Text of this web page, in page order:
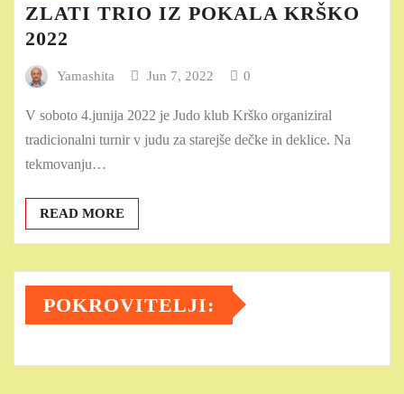
ZLATI TRIO IZ POKALA KRŠKO
2022
Yamashita Jun 7, 2022 0
V soboto 4.junija 2022 je Judo klub Krško organiziral
tradicionalni turnir v judu za starejše dečke in deklice. Na
tekmovanju…
READ MORE
POKROVITELJI: